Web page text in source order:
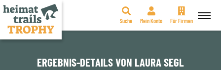
Zum
Suche Mein Konto Für Firmen
ERGEBNIS-DETAILS VON LAURA SEGL